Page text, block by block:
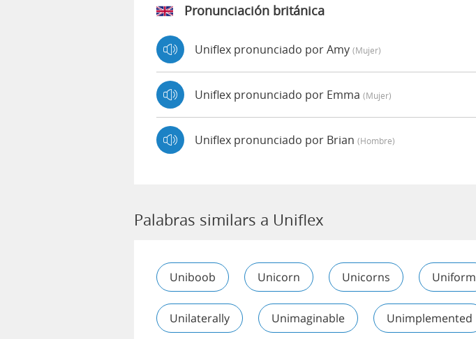
Pronunciación británica
Uniflex pronunciado por Amy (mujer)
Uniflex pronunciado por Emma (mujer)
Uniflex pronunciado por Brian (hombre)
Palabras similars a Uniflex
Uniboob Unicorn Unicorns Uniform
Unilaterally Unimaginable Unimplemented